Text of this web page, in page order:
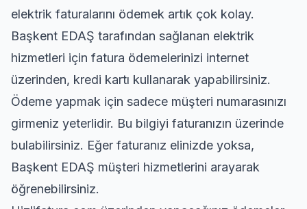
elektrik faturalarını ödemek artık çok kolay.
Başkent EDAŞ tarafından sağlanan elektrik
hizmetleri için fatura ödemelerinizi internet
üzerinden, kredi kartı kullanarak yapabilirsiniz.
Ödeme yapmak için sadece müşteri numarasınızı
girmeniz yeterlidir. Bu bilgiyi faturanızın üzerinde
bulabilirsiniz. Eğer faturanız elinizde yoksa,
Başkent EDAŞ müşteri hizmetlerini arayarak
öğrenebilirsiniz.